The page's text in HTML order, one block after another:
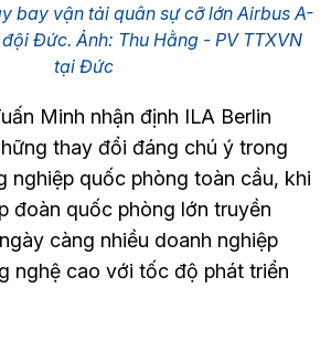
bay vận tải quân sự cỡ lớn Airbus A-
Đức. Ảnh: Thu Hằng - PV TTXVN
tại Đức
Minh nhận định ILA Berlin
thay đổi đáng chú ý trong
nghiệp quốc phòng toàn cầu, khi
đoàn quốc phòng lớn truyền
càng nhiều doanh nghiệp
nghệ cao với tốc độ phát triển